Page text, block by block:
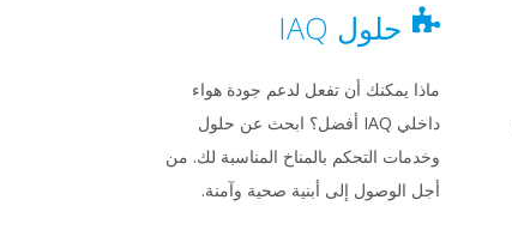
حلول IAQ
ماذا يمكنك أن تفعل لدعم جودة هواء
داخلي IAQ أفضل؟ ابحث عن حلول
وخدمات التحكم بالمناخ المناسبة لك. من
أجل الوصول إلى أبنية صحية وآمنة.